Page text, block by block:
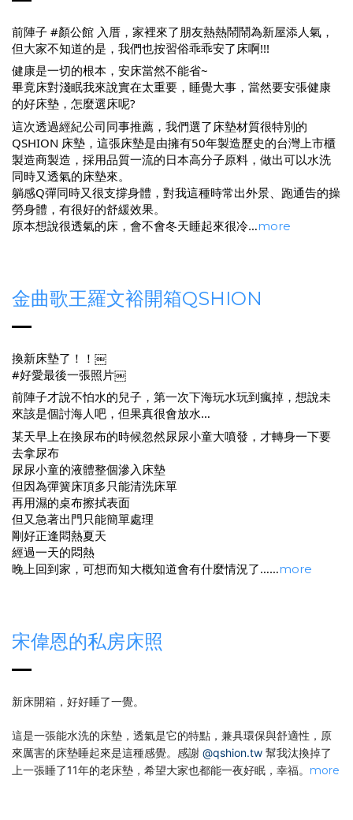
前陣子 #顏公館 入厝，家裡來了朋友熱熱鬧鬧為新屋添人氣，
但大家不知道的是，我們也按習俗乖乖安了床啊!!!
健康是一切的根本，安床當然不能省~
畢竟床對淺眠我來說實在太重要，睡覺大事，當然要安張健康
的好床墊，怎麼選床呢?
這次透過經紀公司同事推薦，我們選了床墊材質很特別的
QSHION 床墊，這張床墊是由擁有50年製造歷史的台灣上市櫃
製造商製造，採用品質一流的日本高分子原料，做出可以水洗
同時又透氣的床墊來。
躺感Q彈同時又很支撐身體，對我這種時常出外景、跑通告的操
勞身體，有很好的舒緩效果。
原本想說很透氣的床，會不會冬天睡起來很冷…more
金曲歌王羅文裕開箱QSHION
換新床墊了！！￼
#好愛最後一張照片￼
前陣子才說不怕水的兒子，第一次下海玩水玩到瘋掉，想說未
來該是個討海人吧，但果真很會放水…
某天早上在換尿布的時候忽然尿尿小童大噴發，才轉身一下要
去拿尿布
尿尿小童的液體整個滲入床墊
但因為彈簧床頂多只能清洗床單
再用濕的桌布擦拭表面
但又急著出門只能簡單處理
剛好正逢悶熱夏天
經過一天的悶熱
晚上回到家，可想而知大概知道會有什麼情況了……more
宋偉恩的私房床照
新床開箱，好好睡了一覺。
這是一張能水洗的床墊，透氣是它的特點，兼具環保與舒適性，原
來厲害的床墊睡起來是這種感覺。感謝 @qshion.tw 幫我汰換掉了
上一張睡了11年的老床墊，希望大家也都能一夜好眠，幸福。 more